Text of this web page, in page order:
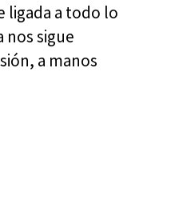
a todo lo
nos sigue
a manos